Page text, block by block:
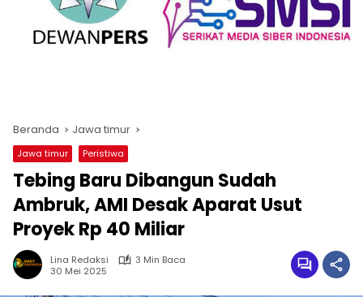
Beranda Jawa timur
Jawa timur Peristiwa
Tebing Baru Dibangun Sudah
Ambruk, AMI Desak Aparat Usut
Proyek Rp 40 Miliar
Lina Redaksi
3 Min Baca
30 Mei 2025